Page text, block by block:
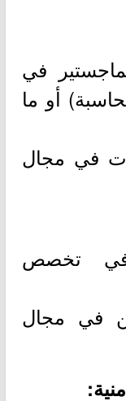
في
أو ما
عن 4 سنوات في مجال
في تخصص
في مجال